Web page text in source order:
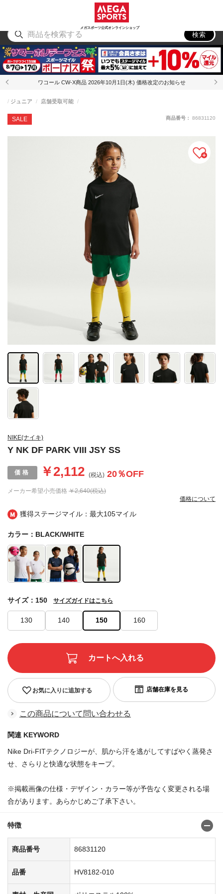
メガスポーツ公式オンラインショップ
アウトドア
検索
ワコール CW-X商品 2026年10月1日(木) 価格改定のお知らせ
獲得ステージマイル：最大105マイル
NIKE(ナイキ)
Y NK DF PARK VIII JSY SS
SALE
ジュニア 店舗受取可能
メーカー希望小売価格 ￥2,640(税込)
￥2,112 (税込) 20％OFF
価格について
商品番号： 86831120
カラー：BLACK/WHITE
130 140 150 160
サイズ：150 サイズガイドはこちら
お気に入りに追加する
この商品について問い合わせる
関連 KEYWORD
Nike Dri-FITテクノロジーが、肌から汗を逃がしてすばやく蒸発さ
せ、さらりと快適な状態をキープ。
※掲載画像の仕様・デザイン・カラー等が予告なく変更される場
合があります。あらかじめご了承下さい。
特徴
商品番号 86831120
品番 HV8182-010